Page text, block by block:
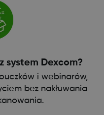
system Dexcom?
i webinarów,
bez nakłuwania